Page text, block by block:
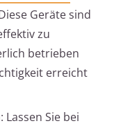
Geräte sind
zu
betrieben
erreicht
: Lassen Sie bei